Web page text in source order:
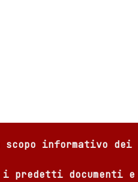
informativo dei
i predetti documenti e